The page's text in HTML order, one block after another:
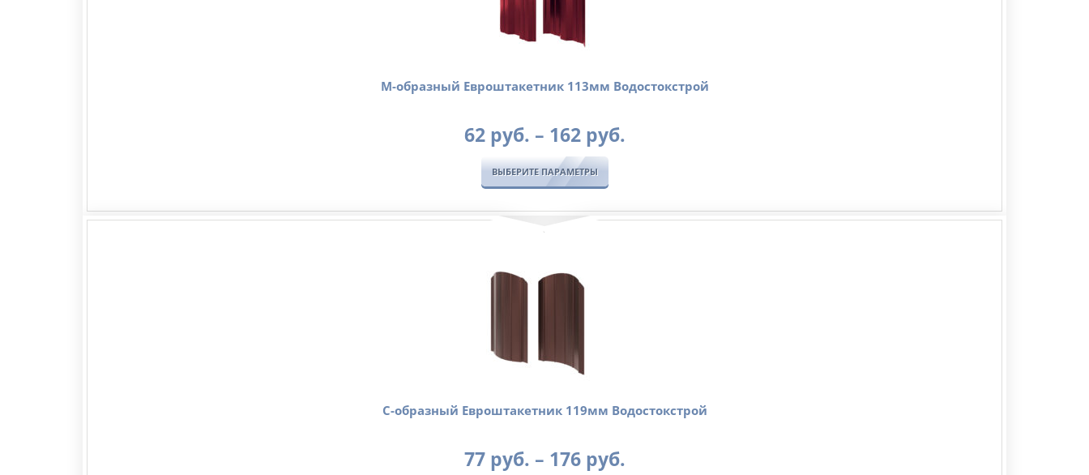
М-образный Евроштакетник 113мм Водостокстрой
62руб. – 162руб.Диапазон
–
ВЫБЕРИТЕ ПАРАМЕТРЫ
C-образный Евроштакетник 119мм Водостокстрой
77руб. – 176руб.Диапазон